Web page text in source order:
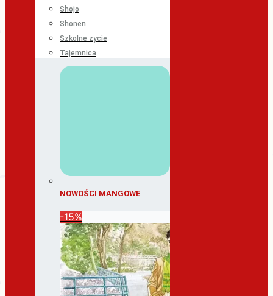
Shojo
Shonen
Szkolne życie
Tajemnica
NOWOŚCI MANGOWE
-15%